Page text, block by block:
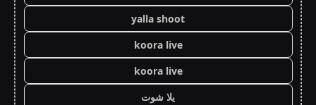
yalla shoot
koora live
koora live
يلا شوت